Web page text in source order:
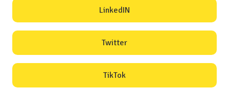
LinkedIN
Twitter
TikTok